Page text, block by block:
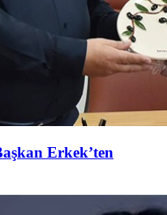
Erkek’ten